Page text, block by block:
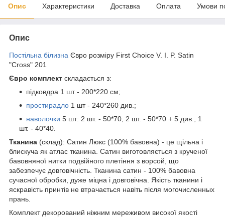
Опис Характеристики Доставка Оплата Умови
Опис
Постільна білизна Євро розміру First Choice V. I. P. Satin
"Cross" 201
Євро комплект складається з:
підковдра 1 шт - 200*220 см;
простирадло 1 шт - 240*260 див.;
наволочки 5 шт: 2 шт. - 50*70, 2 шт. - 50*70 + 5 див., 1
шт. - 40*40.
Тканина (склад): Сатин Люкс (100% бавовна) - це щільна і
блискуча як атлас тканина. Сатин виготовляється з крученої
бавовняної нитки подвійного плетіння з ворсой, що
забезпечує довговічність. Тканина сатин - 100% бавовна
сучасної обробки, дуже міцна і довговічна. Якість тканини і
яскравість принтів не втрачається навіть після могочисленных
прань.
Комплект декорований ніжним мереживом високої якості